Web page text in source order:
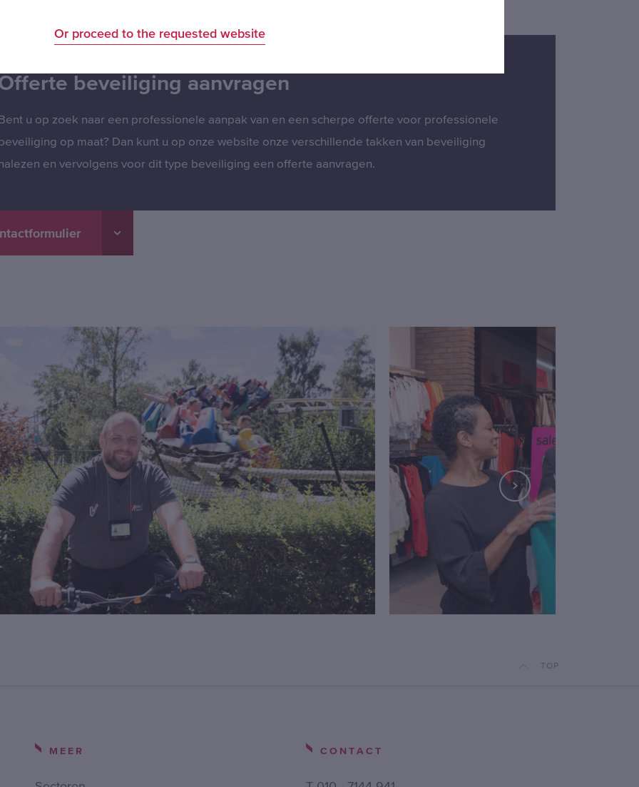
beveiliging aanvragen
u op zoek naar een professionele aanpak van en een scherpe offerte voor professionele
op maat? Dan kunt u op onze website onze verschillende takken van beveiliging
en vervolgens voor dit type beveiliging een offerte aanvragen.
TOP
MEER CONTACT
Or proceed to the requested website